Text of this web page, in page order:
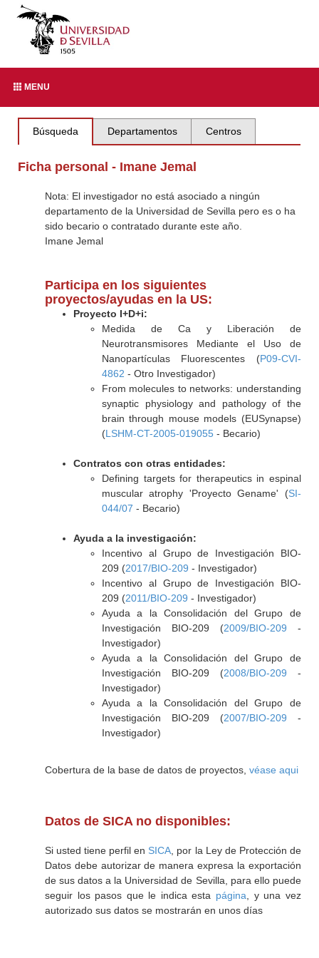
MENU
Búsqueda Departamentos Centros
Ficha personal - Imane Jemal
Nota: El investigador no está asociado a ningún
departamento de la Universidad de Sevilla pero es o ha
sido becario o contratado durante este año.
Imane Jemal
Participa en los siguientes
proyectos/ayudas en la US:
Proyecto I+D+i:
Medida de Ca y Liberación de
Neurotransmisores Mediante el Uso de
Nanopartículas Fluorescentes (P09-CVI-
4862 - Otro Investigador)
From molecules to networks: understanding
synaptic physiology and pathology of the
brain through mouse models (EUSynapse)
(LSHM-CT-2005-019055- Becario)
Contratos con otras entidades:
Defining targets for therapeutics in espinal
muscular atrophy 'Proyecto Gename' (SI-
044/07 - Becario)
Ayuda a la investigación:
Incentivo al Grupo de Investigación BIO-
209 (2017/BIO-209 - Investigador)
Incentivo al Grupo de Investigación BIO-
209 (2011/BIO-209 - Investigador)
Ayuda a la Consolidación del Grupo de
Investigación BIO-209 (2009/BIO-209 -
Investigador)
Ayuda a la Consolidación del Grupo de
Investigación BIO-209 (2008/BIO-209 -
Investigador)
Ayuda a la Consolidación del Grupo de
Investigación BIO-209 (2007/BIO-209 -
Investigador)
Cobertura de la base de datos de proyectos, véase aqui
Datos de SICA no disponibles:
Si usted tiene perfil en SICA , por la Ley de Protección de
Datos debe autorizar de manera expresa la exportación
de sus datos a la Universidad de Sevilla, para ello puede
seguir los pasos que le indica esta página , y una vez
autorizado sus datos se mostrarán en unos días